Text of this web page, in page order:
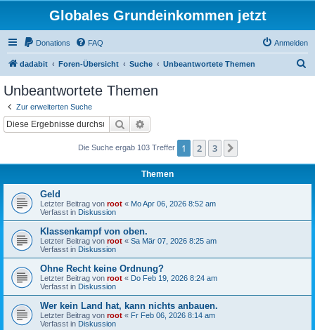
Globales Grundeinkommen jetzt
Donations FAQ Anmelden
dadabit Foren-Übersicht Suche Unbeantwortete Themen
Unbeantwortete Themen
Zur erweiterten Suche
Suche
Die Suche ergab 103 Treffer 1 2 3
Themen
Geld
Letzter Beitrag von root « Mo Apr 06, 2026 8:52 am
Verfasst in Diskussion
Klassenkampf von oben.
Letzter Beitrag von root « Sa Mär 07, 2026 8:25 am
Verfasst in Diskussion
Ohne Recht keine Ordnung?
Letzter Beitrag von root « Do Feb 19, 2026 8:24 am
Verfasst in Diskussion
Wer kein Land hat, kann nichts anbauen.
Letzter Beitrag von root « Fr Feb 06, 2026 8:14 am
Verfasst in Diskussion